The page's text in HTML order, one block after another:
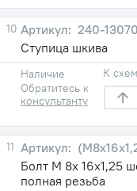
10
240-
Ступица шкива
Наличие
Обратитесь к
консультанту
К
11
Болт М 8х 16х1,25
полная резьба